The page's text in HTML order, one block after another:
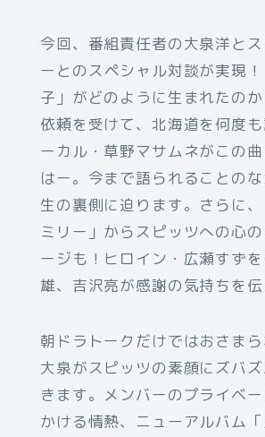
今回、番組責任者の大泉洋と
ーとのスペシャル対談が実現
子」がどのように生まれたの
依頼を受けて、北海道を何度
ーカル・草野マサムネがこの
はー。今まで語られることの
生の裏側に迫ります。さらに
ミリー」からスピッツへの心
ージも！ヒロイン・広瀬すず
雄、吉沢亮が感謝の気持ちを伝
朝ドラトークだけではおさまら
大泉がスピッツの素顔にズバ
きます。メンバーのプライベ
かける情熱、ニューアルバム